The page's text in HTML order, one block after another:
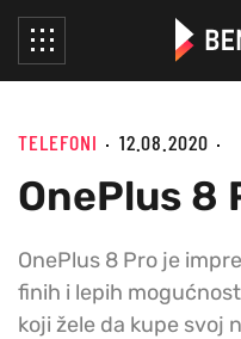
TELEFONI 12.08.2020
OnePlus 8
OnePlus 8 Pro je
finih i lepih
koji žele da kupe svoj